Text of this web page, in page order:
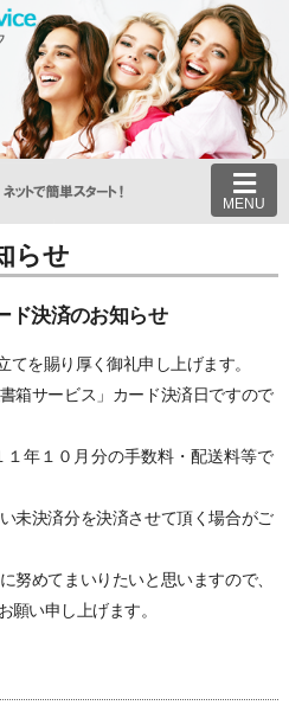
MENU
らせ
ド決済のお知らせ
を賜り厚く御礼申し上げます。
箱サービス」カード決済日ですので
年１０月分の手数料・配送料等で
未決済分を決済させて頂く場合がご
努めてまいりたいと思いますので、
願い申し上げます。